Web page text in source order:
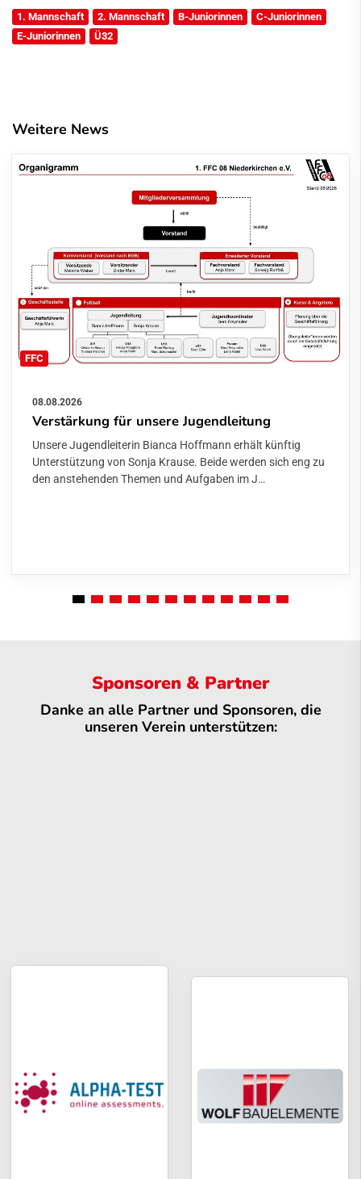
1. Mannschaft 2. Mannschaft B-Juniorinnen
C-Juniorinnen
E-Juniorinnen
Ü32
Weitere News
FFC
08.08.2026
Verstärkung für unsere Jugendleitung
Unsere Jugendleiterin Bianca Hoffmann erhält künftig
Unterstützung von Sonja Krause. Beide werden sich eng zu
den anstehenden Themen und Aufgaben im J…
Sponsoren & Partner
Danke an alle Partner und Sponsoren, die
unseren Verein unterstützen: